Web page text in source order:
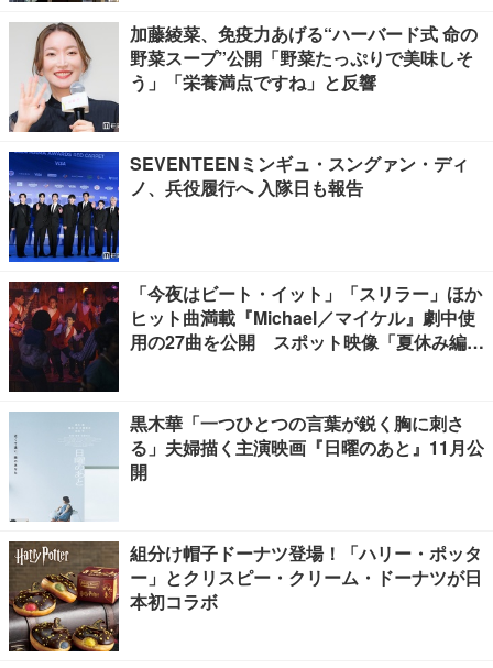
加藤綾菜、免疫力あげる“ハーバード式 命の
野菜スープ”公開「野菜たっぷりで美味しそ
う」「栄養満点ですね」と反響
SEVENTEENミンギュ・スングァン・ディ
ノ、兵役履行へ 入隊日も報告
「今夜はビート・イット」「スリラー」ほか
ヒット曲満載『Michael／マイケル』劇中使
用の27曲を公開 スポット映像「夏休み編」
黒木華「一つひとつの言葉が鋭く胸に刺さ
る」夫婦描く主演映画『日曜のあと』11月公
開
組分け帽子ドーナツ登場！「ハリー・ポッタ
ー」とクリスピー・クリーム・ドーナツが日
本初コラボ